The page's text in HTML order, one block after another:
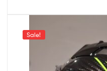
Sale!